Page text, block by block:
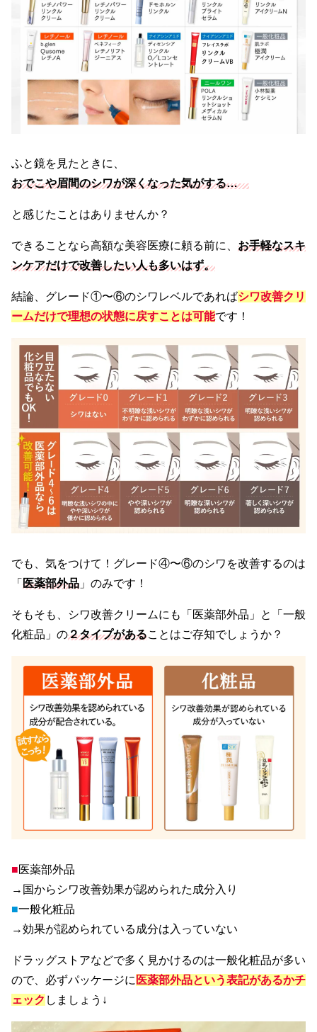
ふと鏡を見たときに、
おでこや眉間のシワが深くなった気がする…
と感じたことはありませんか？
できることなら高額な美容医療に頼る前に、 お手軽なスキ
ンケアだけで改善したい人も多いはず。
結論、グレード①〜⑥のシワレベルであればシワ改善クリ
ームだけで理想の状態に戻すことは可能です！
でも、気をつけて！グレード④〜⑥のシワを改善するのは
「 医薬部外品 」のみです！
そもそも、シワ改善クリームにも「医薬部外品」と「一般
化粧品」の２タイプがあることはご存知でしょうか？
■医薬部外品
→国からシワ改善効果が認められた成分入り
■一般化粧品
→効果が認められている成分は入っていない
ドラッグストアなどで多く見かけるのは一般化粧品が多い
ので、必ずパッケージに 医薬部外品という表記があるかチ
ェック しましょう↓